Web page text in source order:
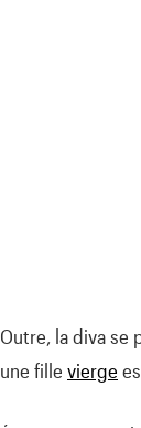
Outre, la diva se
une fille vierge